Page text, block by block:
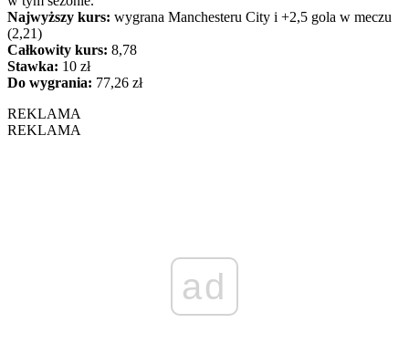
Najwyższy kurs: wygrana Manchesteru City i +2,5 gola w meczu
(2,21)
Całkowity kurs: 8,78
Stawka: 10 zł
Do wygrania: 77,26 zł
REKLAMA
REKLAMA
ad